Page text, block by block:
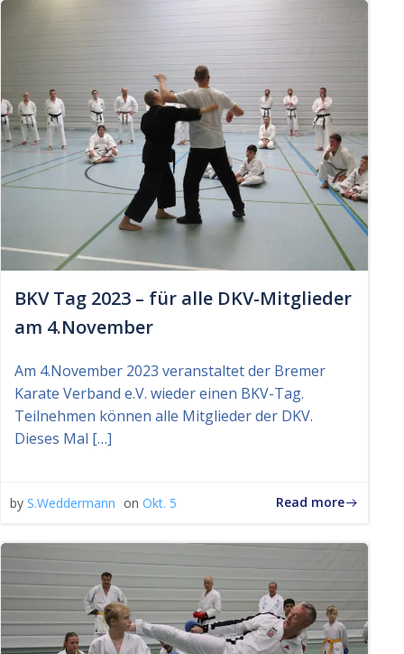
BKV Tag 2023 – für alle DKV-Mitglieder
am 4.November
Am 4.November 2023 veranstaltet der Bremer
Karate Verband e.V. wieder einen BKV-Tag.
Teilnehmen können alle Mitglieder der DKV.
Dieses Mal […]
by S.Weddermann on Okt. 5 Read more